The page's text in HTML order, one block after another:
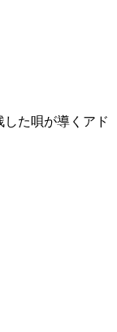
た唄が導くアド